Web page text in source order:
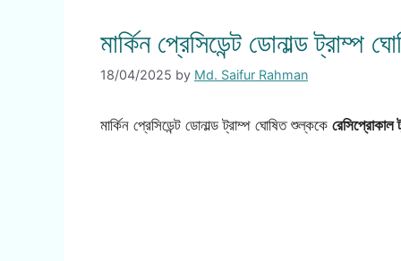
মার্কিন প্রেসিডেন্ট ডোনাল্ড
18/04/2025 by Md. Saifur Rahman
মার্কিন প্রেসিডেন্ট ডোনাল্ড ট্রাম্প ঘোষিত শুল্ককে রেসিপ্রোকাল